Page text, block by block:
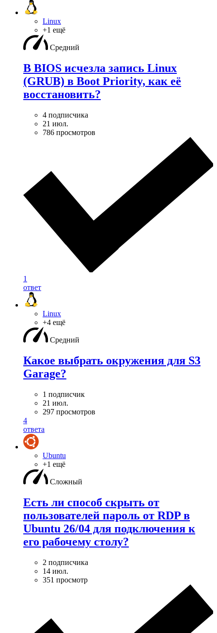
Linux
+1 ещё
Средний
В BIOS исчезла запись Linux
(GRUB) в Boot Priority, как её
восстановить?
4 подписчика
21 июл.
786 просмотров
1
ответ
Linux
+4 ещё
Средний
Какое выбрать окружения для S3
Garage?
1 подписчик
21 июл.
297 просмотров
4
ответа
Ubuntu
+1 ещё
Сложный
Есть ли способ скрыть от
пользователей пароль от RDP в
Ubuntu 26/04 для подключения к
его рабочему столу?
2 подписчика
14 июл.
351 просмотр